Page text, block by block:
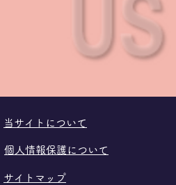
​当サイトについて
個人情報保護について
サイトマップ